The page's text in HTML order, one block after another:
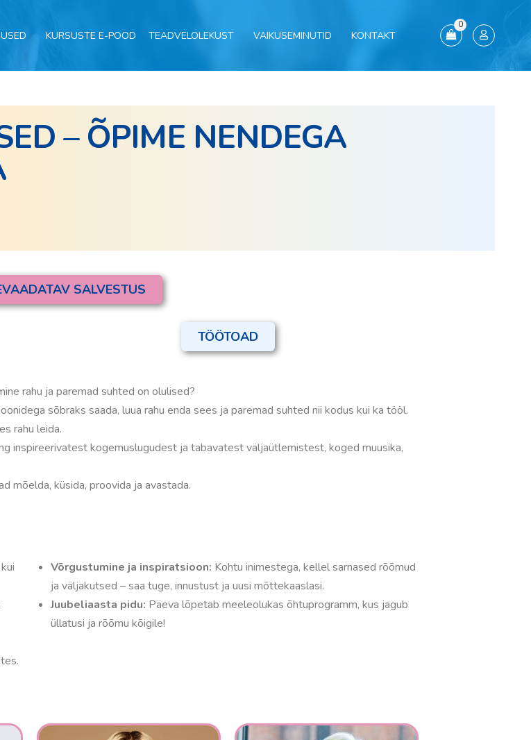
KURSUSTE E-POOD TEADVELOLEKUST VAIKUSEMINUTID KONTAKT
0
– ÕPIME NENDEGA
SALVESTUS
TÖÖTOAD
rahu ja paremad suhted on olulised?
sõbraks saada, luua rahu enda sees ja paremad suhted nii kodus kui ka tööl.
rahu leida.
inspireerivatest kogemuslugudest ja tabavatest väljaütlemistest, koged muusika,
mõelda, küsida, proovida ja avastada.
Võrgustumine ja inspiratsioon: Kohtu inimestega, kellel sarnased rõõmud
ja väljakutsed – saa tuge, innustust ja uusi mõttekaaslasi.
Juubeliaasta pidu: Päeva lõpetab meeleolukas õhtuprogramm, kus jagub
üllatusi ja rõõmu kõigile!